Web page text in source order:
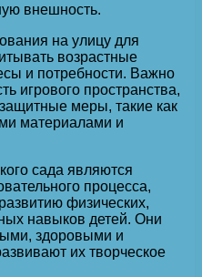
внешность.
на улицу для
возрастные
и потребности. Важно
игрового пространства,
меры, такие как
материалами и
сада являются
процесса,
физических,
навыков детей. Они
здоровыми и
их творческое